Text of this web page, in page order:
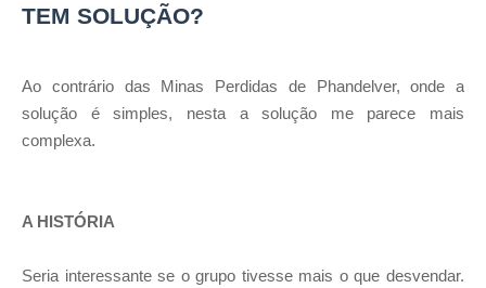
TEM SOLUÇÃO?
Ao contrário das Minas Perdidas de Phandelver, onde a
solução é simples, nesta a solução me parece mais
complexa.
A HISTÓRIA
Seria interessante se o grupo tivesse mais o que desvendar.